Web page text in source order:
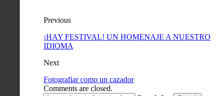
Previous
¡HAY FESTIVAL! UN HOMENAJE A NUESTRO
IDIOMA
Next
Fotografiar como un cazador
Comments are closed.